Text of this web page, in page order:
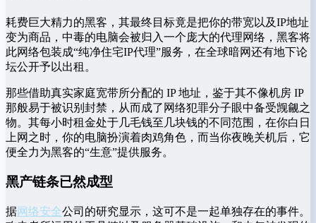
耗费巨大精力的黑客，其最终目标竟是把你的带宽以及IP地址
变为商品，中毒的电脑会被归入一个庞大的代理网络，黑客将
此网络包装成“纯净住宅IP代理”服务，在全球暗网还有地下论
坛公开予以出租。
那些借助真实家庭宽带所分配的 IP 地址，鉴于其不像机房 IP
那般易于被识别封禁，从而成了网络犯罪分子眼中备受觊觎之
物。其每小时租金处于几毛钱至几块钱的不同范围，在你白日
上网之时，你的电脑扮演着肉鸡角色，而当你夜晚关机后，它
便全力为黑客的“生意”提供服务。
黑产链条已然成型
据网络安全公司的研究显示，这可不是一起单独存在的事件。